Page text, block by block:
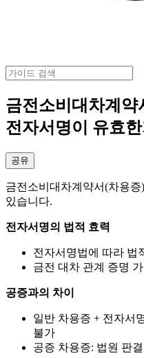
금전소비대차계약
전자서명이 유효
공유
금전소비대차계약서(차용
있습니다.
전자서명의 법적 효력
전자서명법에 따라 법
금전 대차 관계 증명
공증과의 차이
일반 차용증 + 전자서
불가
공증 차용증: 법원 판